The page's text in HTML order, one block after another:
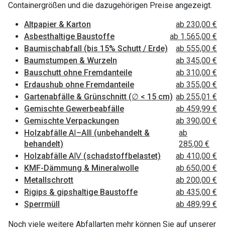
Containergrößen und die dazugehörigen Preise angezeigt.
Altpapier & Karton
ab 230,00 €
Asbesthaltige Baustoffe
ab 1.565,00 €
Baumischabfall (bis 15% Schutt / Erde)
ab 555,00 €
Baumstumpen & Wurzeln
ab 345,00 €
Bauschutt ohne Fremdanteile
ab 310,00 €
Erdaushub ohne Fremdanteile
ab 355,00 €
Gartenabfälle & Grünschnitt (∅ < 15 cm) ab 255,01 €
Gemischte Gewerbeabfälle
ab 459,99 €
Gemischte Verpackungen
ab 390,00 €
Holzabfälle AⅠ–AⅢ (unbehandelt &
behandelt)
ab
285,00 €
Holzabfälle AⅣ (schadstoffbelastet)
ab 410,00 €
KMF-Dämmung & Mineralwolle
ab 650,00 €
Metallschrott
ab 200,00 €
Rigips & gipshaltige Baustoffe
ab 435,00 €
Sperrmüll
ab 489,99 €
Noch viele weitere Abfallarten mehr können Sie auf unserer